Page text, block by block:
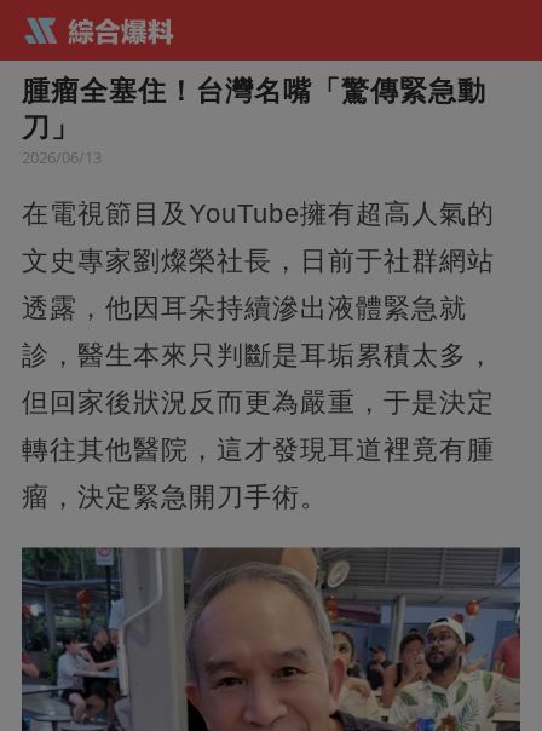
腫瘤全塞住！台灣名嘴「驚傳緊急動
刀」
2026/06/13
在電視節目及YouTube擁有超高人氣的
文史專家劉燦榮社長，日前于社群網站
透露，他因耳朵持續滲出液體緊急就
診，醫生本來只判斷是耳垢累積太多，
但回家後狀況反而更為嚴重，于是決定
轉往其他醫院，這才發現耳道裡竟有腫
瘤，決定緊急開刀手術。